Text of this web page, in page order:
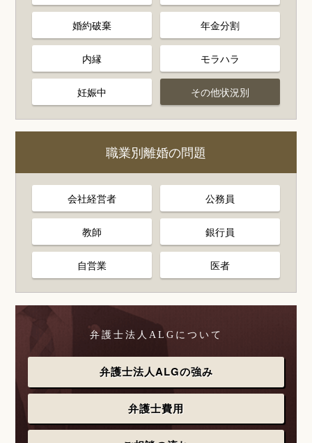
婚約破棄 年金分割
内縁 モラハラ
妊娠中 その他状況別
職業別離婚の問題
会社経営者 公務員
教師 銀行員
自営業 医者
弁護士法人ALGについて
弁護士法人ALGの強み
弁護士費用